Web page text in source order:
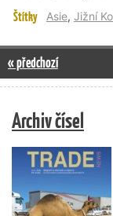
Štítky Asie, Jižní
« předchozí
Archiv čísel